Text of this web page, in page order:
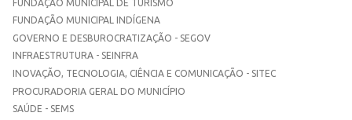
FUNDAÇÃO MUNICIPAL DE TURISMO
FUNDAÇÃO MUNICIPAL INDÍGENA
GOVERNO E DESBUROCRATIZAÇÃO - SEGOV
INFRAESTRUTURA - SEINFRA
INOVAÇÃO, TECNOLOGIA, CIÊNCIA E COMUNICAÇÃO - SITEC
PROCURADORIA GERAL DO MUNICÍPIO
SAÚDE - SEMS